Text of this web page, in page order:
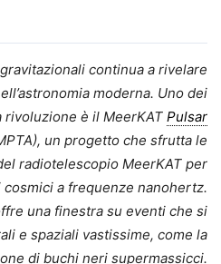
continua a rivelare
moderna. Uno dei
è il MeerKAT Pulsar
un progetto che sfrutta le
radiotelescopio MeerKAT per
a frequenze nanohertz.
una finestra su eventi che si
e spaziali vastissime, come la
di buchi neri supermassicci.